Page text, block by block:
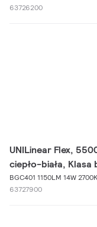
63726200
UNILinear Flex,
ciepło-biała, Klasa
BGC401 1150LM 14W
63727900